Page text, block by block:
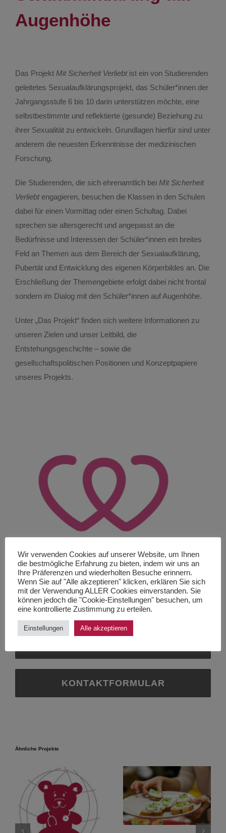
Augenhöhe
Das Projekt Mit Sicherheit Verliebtist ein von Studierenden
geleitetes Sexualaufklärungsprojekt, das Schüler*innen der
Jahrgangsstufe 6 bis 10 darin unterstützen möchte, eine
selbstbestimmte und reflektierte (gesunde) Beziehung zu
ihrer Sexualität zu entwickeln. Grundlagen hierfür sind unter
anderem die neuesten Erkenntnisse der medizinischen
Forschung.
Die Studierenden, die sich ehrenamtlich bei Mit Sicherheit
Verliebtengagieren, besuchen die Klassen in den Schulen
dabei für einen Vormittag oder einen Schultag. Dabei
sprechen sie altersgerecht und angepasst an die
Bedürfnisse und Interessen der Schüler*innen ein breites
Feld an Themen aus dem Bereich der Sexualaufklärung,
Pubertät und Entwicklung des eigenen Körperbildes an. Die
Erschließung der Themengebiete erfolgt dabei nicht frontal
sondern im Dialog mit den Schüler*innen auf Augenhöhe.
Unter „Das Projekt“ finden sich weitere Informationen zu
unseren Zielen und unser Leitbild, die
Entstehungsgeschichte – sowie die
gesellschaftspolitischen Positionen und Konzeptpapiere
unseres Projekts.
DAS PROJEKT
KONTAKTFORMULAR
Ähnliche Projekte
Wir verwenden Cookies auf unserer Website, um Ihnen
die bestmögliche Erfahrung zu bieten, indem wir uns an
Ihre Präferenzen und wiederholten Besuche erinnern.
Wenn Sie auf "Alle akzeptieren" klicken, erklären Sie sich
mit der Verwendung ALLER Cookies einverstanden. Sie
können jedoch die "Cookie-Einstellungen" besuchen, um
eine kontrollierte Zustimmung zu erteilen.
Einstellungen Alle akzeptieren